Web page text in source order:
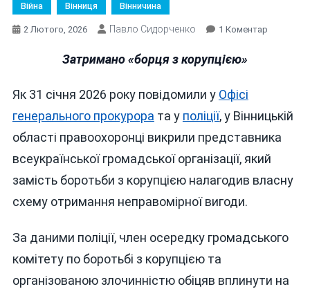
Війна Вінниця Вінничина
2 Лютого, 2026 Павло Сидорченко 1 КоментарДо
Затримано «борця з корупцією»
Як 31 січня 2026 року повідомили у Офісі
генерального прокурора та у поліції, у Вінницькій
області правоохоронці викрили представника
всеукраїнської громадської організації, який
замість боротьби з корупцією налагодив власну
схему отримання неправомірної вигоди.
За даними поліції, член осередку громадського
комітету по боротьбі з корупцією та
організованою злочинністю обіцяв вплинути на